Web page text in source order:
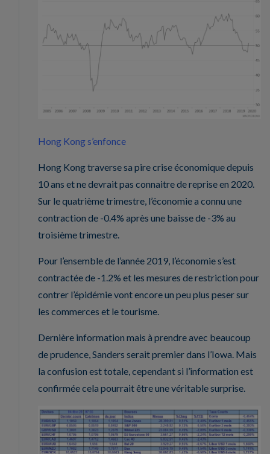
Hong Kong s’enfonce
Hong Kong traverse sa pire crise économique depuis
10 ans et ne devrait pas connaitre de reprise en 2020.
Sur le quatrième trimestre, l’économie a connu une
contraction de -0.4% après une baisse de -3% au
troisième trimestre.
Pour l’ensemble de l’année 2019, l’économie s’est
contractée de -1.2% et les mesures de restriction pour
contrer l’épidémie vont encore un peu plus peser sur
les commerces et le tourisme.
Dernière information mais à prendre avec beaucoup
de prudence, Sanders serait premier dans l’Iowa. Mais
la confusion est totale, cependant si l’information est
confirmée cela pourrait être une véritable surprise.